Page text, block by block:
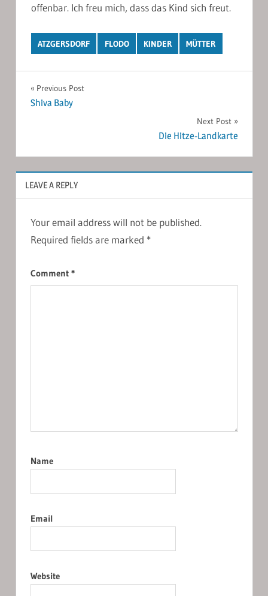
offenbar. Ich freu mich, dass das Kind sich freut.
ATZGERSDORF FLODO KINDER MÜTTER
Post
navigation
Previous Post
Shiva Baby
Next Post
Die Hitze-Landkarte
LEAVE A REPLY
Your email address will not be published.
Required fields are marked *
Comment *
Name
Email
Website